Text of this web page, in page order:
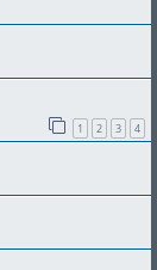
1 2 3 4